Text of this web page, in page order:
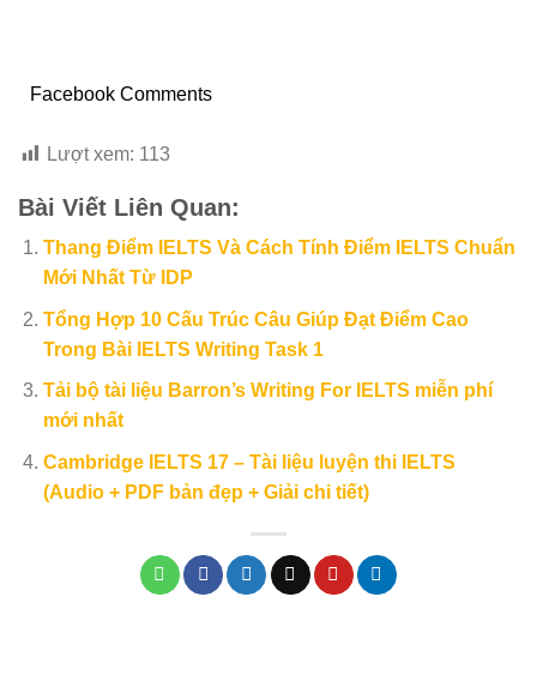
Facebook Comments
Lượt xem: 113
Bài Viết Liên Quan:
Thang Điểm IELTS Và Cách Tính Điểm IELTS Chuẩn
Mới Nhất Từ IDP
Tổng Hợp 10 Cấu Trúc Câu Giúp Đạt Điểm Cao
Trong Bài IELTS Writing Task 1
Tải bộ tài liệu Barron’s Writing For IELTS miễn phí
mới nhất
Cambridge IELTS 17 – Tài liệu luyện thi IELTS
(Audio + PDF bản đẹp + Giải chi tiết)